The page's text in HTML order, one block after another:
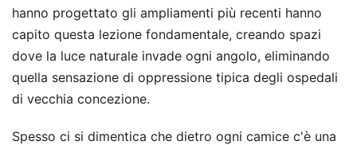
hanno progettato gli ampliamenti più recenti hanno
capito questa lezione fondamentale, creando spazi
dove la luce naturale invade ogni angolo, eliminando
quella sensazione di oppressione tipica degli ospedali
di vecchia concezione.
Spesso ci si dimentica che dietro ogni camice c'è una